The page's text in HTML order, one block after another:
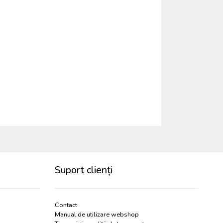
Suport clienți
Contact
Manual de utilizare webshop